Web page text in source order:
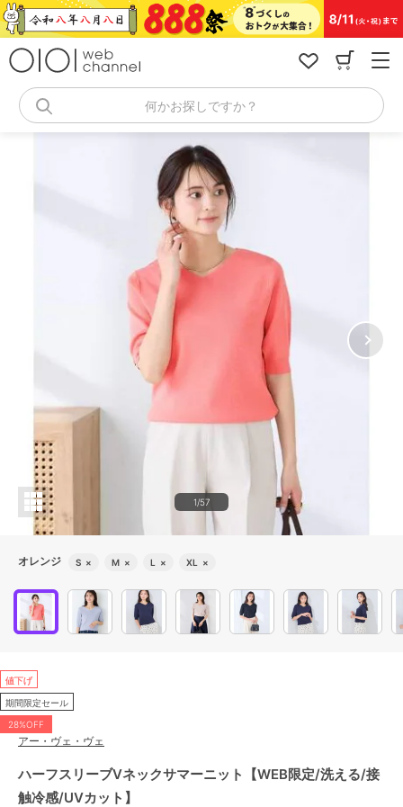
コ
ン
何かお探しですか？
1/57
オレンジ S × M × L × XL ×
値下げ
期間限定セール
28%OFF
アー・ヴェ・ヴェ
ハーフスリーブVネックサマーニット【WEB限定/洗える/接
触冷感/UVカット】